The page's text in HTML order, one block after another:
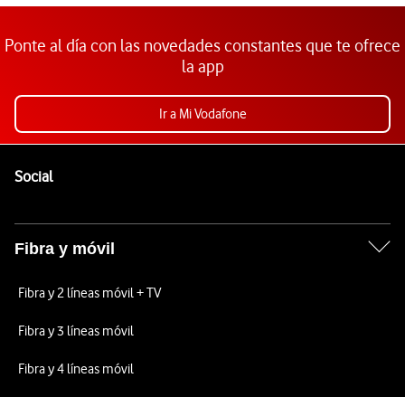
Ponte al día con las novedades constantes que te ofrece
la app
Ir a Mi Vodafone
SocialEnlaces a las redes sociales de Vodafone
Fibra y móvil
Fibra y 2 líneas móvil + TV
Fibra y 3 líneas móvil
Fibra y 4 líneas móvil